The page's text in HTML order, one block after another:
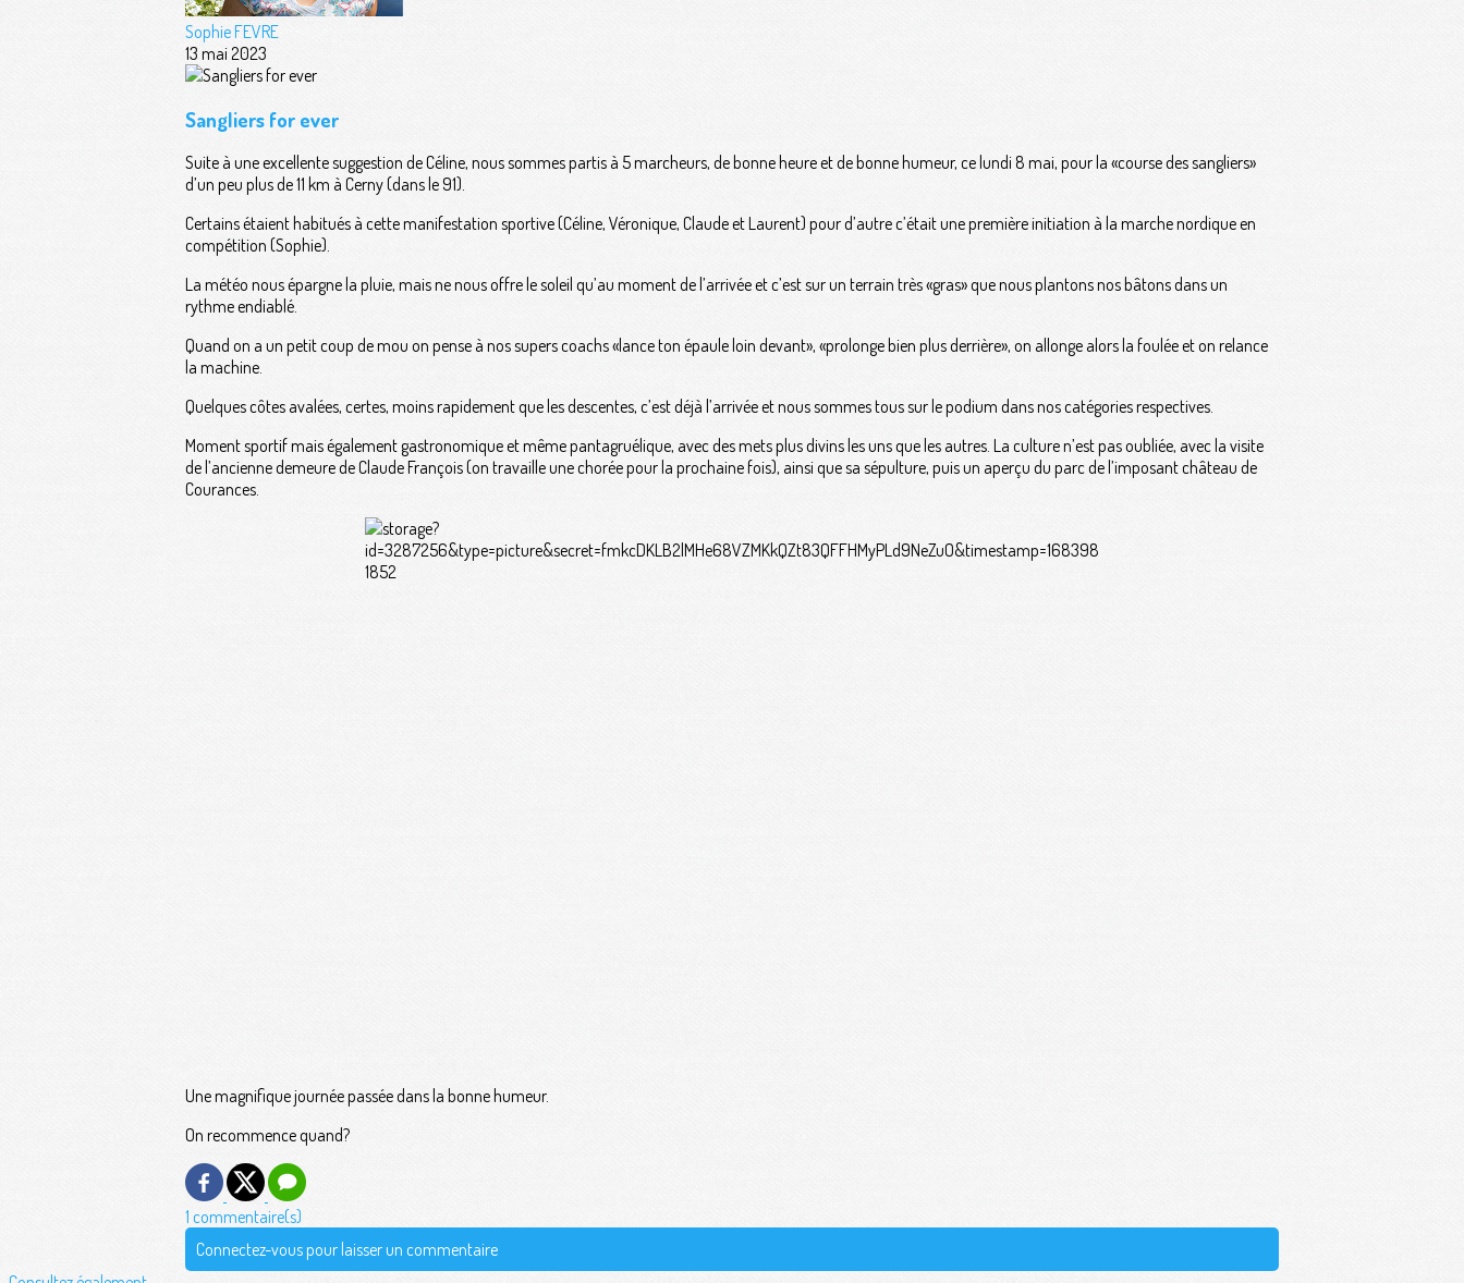
Sophie FEVRE
13 mai 2023
Sangliers for ever
Suite à une excellente suggestion de Céline, nous sommes partis à 5 marcheurs, de bonne heure et de bonne humeur, ce lundi 8 mai, pour la «course des sangliers»
d’un peu plus de 11 km à Cerny (dans le 91).
Certains étaient habitués à cette manifestation sportive (Céline, Véronique, Claude et Laurent) pour d’autre c’était une première initiation à la marche nordique en
compétition (Sophie).
La météo nous épargne la pluie, mais ne nous offre le soleil qu’au moment de l’arrivée et c’est sur un terrain très «gras» que nous plantons nos bâtons dans un
rythme endiablé.
Quand on a un petit coup de mou on pense à nos supers coachs «lance ton épaule loin devant», «prolonge bien plus derrière», on allonge alors la foulée et on relance
la machine.
Quelques côtes avalées, certes, moins rapidement que les descentes, c’est déjà l’arrivée et nous sommes tous sur le podium dans nos catégories respectives.
Moment sportif mais également gastronomique et même pantagruélique, avec des mets plus divins les uns que les autres. La culture n’est pas oubliée, avec la visite
de l’ancienne demeure de Claude François (on travaille une chorée pour la prochaine fois), ainsi que sa sépulture, puis un aperçu du parc de l’imposant château de
Courances.
Une magnifique journée passée dans la bonne humeur.
On recommence quand?
1 commentaire(s)
Connectez-vous pour laisser un commentaire